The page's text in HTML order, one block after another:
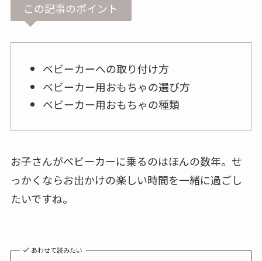
この記事のポイント
ベビーカーへの取り付け方
ベビーカー用おもちゃの選び方
ベビーカー用おもちゃの種類
お子さんがベビーカーに乗るのはほんの数年。せ
っかくならお出かけの楽しい時間を一緒に過ごし
たいですね。
あわせて読みたい